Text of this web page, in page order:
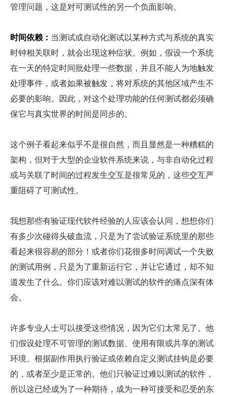
管理问题，这是对可测试性的另一个负面影响。
时间依赖： 当测试或自动化测试以某种方式与系统的真实
时钟相关联时，就会出现这种症状。例如，假设一个系统
在一天的特定时间批处理一些数据，并且不能人为地触发
处理事件，或者如果被触发，将对系统的其他区域产生不
必要的影响。因此，对这个处理功能的任何测试都必须确
保它与真实世界的时间是同步的。
这个例子看起来似乎不是很自然，而且显然是一种糟糕的
架构，但对于大型的企业软件系统来说，与非自动化过程
或与关联了时间的过程发生交互是很常见的，这些交互严
重阻碍了可测试性。
我想那些有验证现代软件经验的人应该会认同，想想你们
有多少次碰得头破血流，只是为了尝试验证系统里的那些
看起来很容易的部分！或者你们花很多时间调试一个失败
的测试用例，只是为了重新运行它，并让它通过，却不知
道发生了什么。你们应该对难以测试的软件的痛点深有体
会。
许多专业人士可以接受这些情况，因为它们太常见了。他
们假设处理不可管理的测试数据、使用有限或共享的测试
环境、根据副作用执行验证或依赖自定义测试挂钩是必要
的，或者至少是正常的。他们只验证过难以测试的软件，
所以这已经成为了一种期待，成为一种可接受和忍受的东